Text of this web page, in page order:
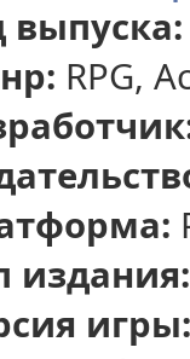
выпуска:
RPG,
издания:
игры: